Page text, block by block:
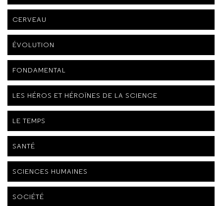
CERVEAU
ÉVOLUTION
FONDAMENTAL
LES HÉROS ET HÉROÏNES DE LA SCIENCE
LE TEMPS
SANTÉ
SCIENCES HUMAINES
SOCIÉTÉ